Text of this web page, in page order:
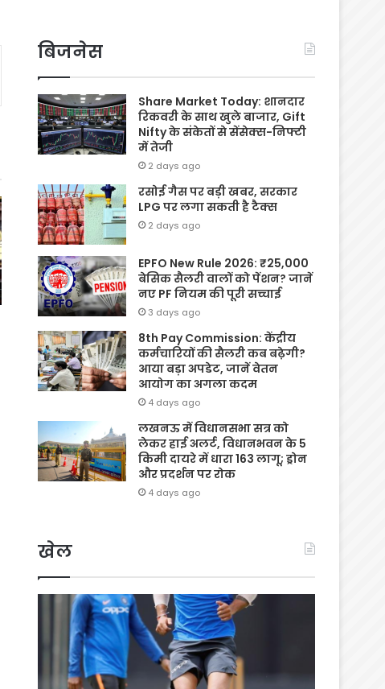
बिजनेस
Share Market Today: शानदार
रिकवरी के साथ खुले बाजार, Gift
Nifty के संकेतों से सेंसेक्स-निफ्टी
में तेजी
2 days ago
रसोई गैस पर बड़ी खबर, सरकार
LPG पर लगा सकती है टैक्स
2 days ago
EPFO New Rule 2026: ₹25,000
बेसिक सैलरी वालों को पेंशन? जानें
नए PF नियम की पूरी सच्चाई
3 days ago
8th Pay Commission: केंद्रीय
कर्मचारियों की सैलरी कब बढ़ेगी?
आया बड़ा अपडेट, जानें वेतन
आयोग का अगला कदम
4 days ago
लखनऊ में विधानसभा सत्र को
लेकर हाई अलर्ट, विधानभवन के 5
किमी दायरे में धारा 163 लागू; ड्रोन
और प्रदर्शन पर रोक
4 days ago
खेल